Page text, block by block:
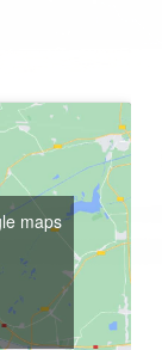
maps